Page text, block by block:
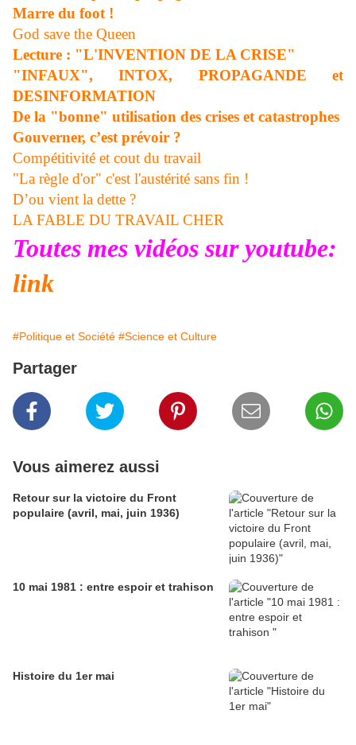
Marre du foot !
God save the Queen
Lecture : "L'INVENTION DE LA CRISE"
"INFAUX", INTOX, PROPAGANDE et
DESINFORMATION
De la "bonne" utilisation des crises et catastrophes
Gouverner, c’est prévoir ?
Compétitivité et cout du travail
"La règle d'or" c'est l'austérité sans fin !
D’ou vient la dette ?
LA FABLE DU TRAVAIL CHER
Toutes mes vidéos sur youtube:
link
#Politique et Société #Science et Culture
Partager
Vous aimerez aussi
Retour sur la victoire du Front
populaire (avril, mai, juin 1936)
10 mai 1981 : entre espoir et trahison
Histoire du 1er mai